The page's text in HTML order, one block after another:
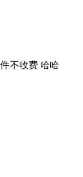
不收费 哈哈